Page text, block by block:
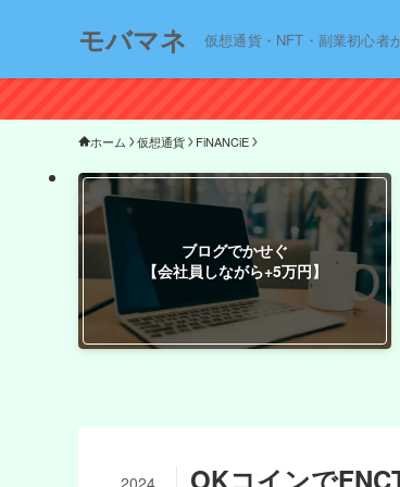
モバマネ 仮想通貨・NFT・副業初心者
ホーム 仮想通貨 FiNANCiE
ブログでかせぐ
【会社員しながら+5万円】